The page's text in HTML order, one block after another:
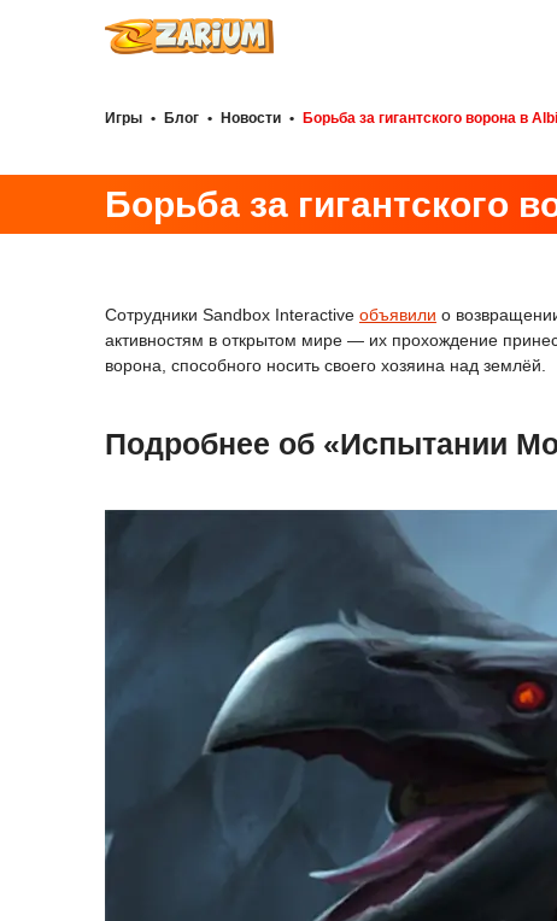
Игры • Блог • Новости • Борьба за гигантского ворона в
Борьба за гигантского
Сотрудники Sandbox Interactive объявили о
активностям в открытом мире — их прохождение
ворона, способного носить своего хозяина над землёй.
Подробнее об «Испытании